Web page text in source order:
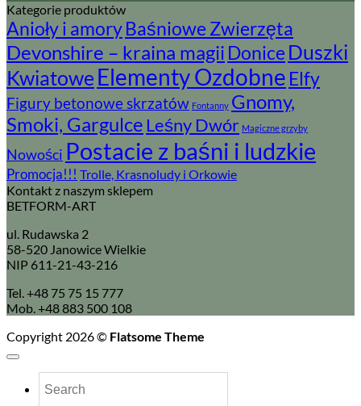
Kategorie produktów
Anioły i amoryBaśniowe Zwierzęta
Devonshire – kraina magii Donice Duszki
Kwiatowe Elementy Ozdobne Elfy
Figury betonowe skrzatów Fontanny Gnomy,
Smoki, Gargulce Leśny Dwór Magiczne grzyby
Nowości Postacie z baśni i ludzkie
Promocja!!! Trolle, Krasnoludy i Orkowie
Kontakt z naszym sklepem
BETFORM-ART
ul. Rudawska 2
58-520 Janowice Wielkie
NIP 611-21-43-216
Tel. +48 75 75 15 777
Mob. +48 883 500 108
Copyright 2026 © Flatsome Theme